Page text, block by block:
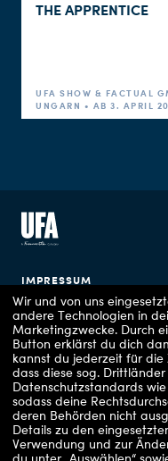
THE APPRENTICE
UFA SHOW & FACTUAL
UNGARN • AB 3. APRIL
IMPRESSUM
COOKIE EINSTELLUNGEN
Wir und von uns
andere Technologien in
Marketingzwecke. Durch
Button erklärst du dich
kannst du jederzeit für
dass diese sog.
Datenschutzstandards
sodass deine
deren Behörden nicht
Details zu den
Verwendung und zur
du unter „Auswählen“